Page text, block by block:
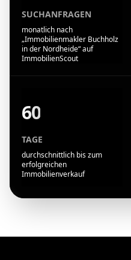
SUCHANFRAGEN
monatlich nach
„Immobilienmakler Buchholz
in der Nordheide“ auf
ImmobilienScout
60
TAGE
durchschnittlich bis zum
erfolgreichen
Immobilienverkauf